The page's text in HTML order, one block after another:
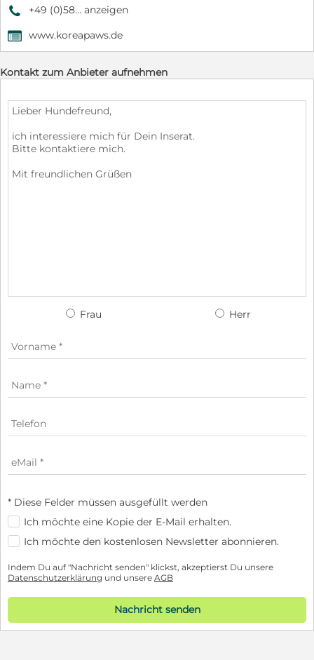
9 +49 (0)58... anzeigen
, www.koreapaws.de
Kontakt zum Anbieter aufnehmen
Frau Herr
* Diese Felder müssen ausgefüllt werden
Ich möchte eine Kopie der E-Mail erhalten.
Ich möchte den kostenlosen Newsletter abonnieren.
Indem Du auf "Nachricht senden" klickst, akzeptierst Du unsere
Datenschutzerklärung und unsere AGB
Nachricht senden